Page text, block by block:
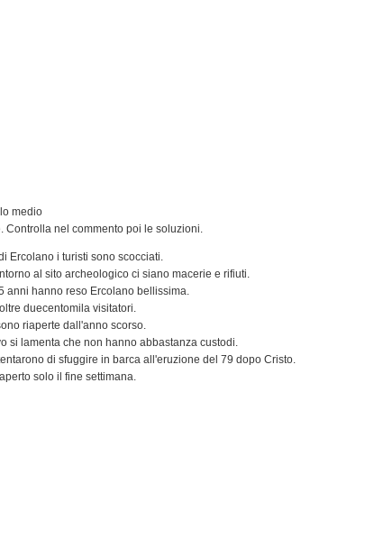
medio
Controlla nel commento poi le soluzioni.
Ercolano i turisti sono scocciati.
al sito archeologico ci siano macerie e rifiuti.
anni hanno reso Ercolano bellissima.
duecentomila visitatori.
riaperte dall'anno scorso.
si lamenta che non hanno abbastanza custodi.
di sfuggire in barca all'eruzione del 79 dopo Cristo.
solo il fine settimana.